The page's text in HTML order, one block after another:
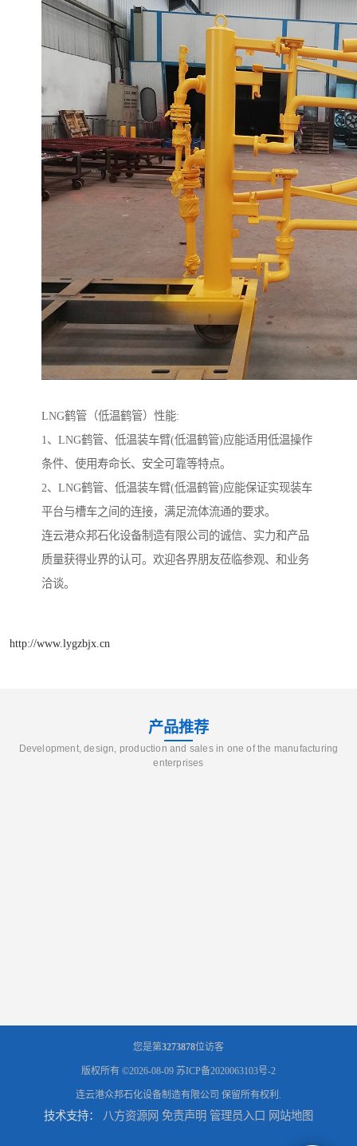
LNG鹤管（低温鹤管）性能:
1、LNG鹤管、低温装车臂(低温鹤管)应能适用低温操作
条件、使用寿命长、安全可靠等特点。
2、LNG鹤管、低温装车臂(低温鹤管)应能保证实现装车
平台与槽车之间的连接，满足流体流通的要求。
连云港众邦石化设备制造有限公司的诚信、实力和产品
质量获得业界的认可。欢迎各界朋友莅临参观、和业务
洽谈。
http://www.lygzbjx.cn
产品推荐
Development, design, production and sales in one of the manufacturing
enterprises
您是第3273878位访客
版权所有 ©2026-08-09 苏ICP备2020063103号-2
连云港众邦石化设备制造有限公司 保留所有权利.
技术支持： 八方资源网 免责声明 管理员入口 网站地图